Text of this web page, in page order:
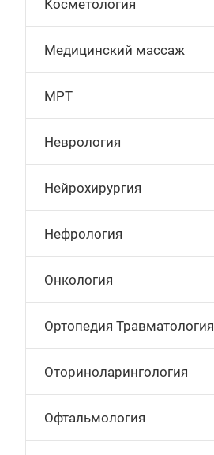
Косметология
Медицинский массаж
МРТ
Неврология
Нейрохирургия
Нефрология
Онкология
Ортопедия Травматология
Оториноларингология
Офтальмология